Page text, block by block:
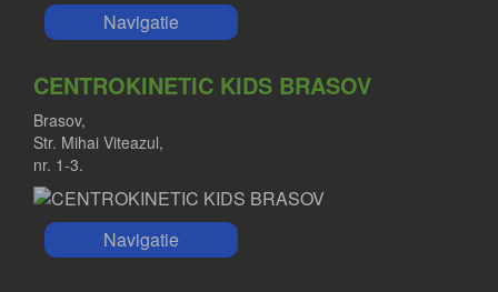
Navigatie
CENTROKINETIC KIDS BRASOV
Brasov,
Str. Mihai Viteazul,
nr. 1-3.
Navigatie